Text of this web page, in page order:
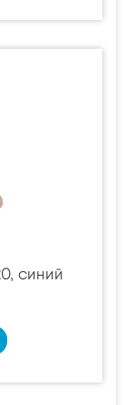
синий